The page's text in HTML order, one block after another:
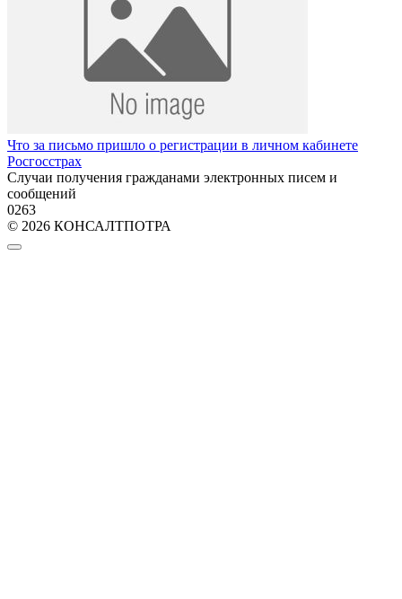
Что за письмо пришло о регистрации в личном кабинете
Росгосстрах
Случаи получения гражданами электронных писем и
сообщений
0263
© 2026 КОНСАЛТПОТРА